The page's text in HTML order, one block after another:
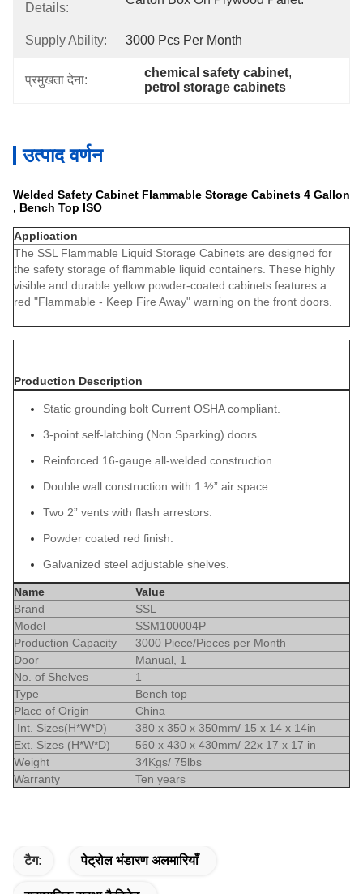
Details:
Supply Ability: 3000 Pcs Per Month
प्रमुखता देना:
chemical safety cabinet,
petrol storage cabinets
उत्पाद वर्णन
Welded Safety Cabinet Flammable Storage Cabinets 4 Gallon
, Bench Top ISO
Application
The SSL Flammable Liquid Storage Cabinets are designed for
the safety storage of flammable liquid containers. These highly
visible and durable yellow powder-coated cabinets features a
red "Flammable - Keep Fire Away" warning on the front doors.
Production Description
Static grounding bolt Current OSHA compliant.
3-point self-latching (Non Sparking) doors.
Reinforced 16-gauge all-welded construction.
Double wall construction with 1 ½” air space.
Two 2” vents with flash arrestors.
Powder coated red finish.
Galvanized steel adjustable shelves.
Name
Value
Brand
SSL
Model
SSM100004P
Production Capacity
3000 Piece/Pieces per Month
Door
Manual, 1
No. of Shelves
1
Type
Bench top
Place of Origin
China
Int. Sizes(H*W*D)
380 x 350 x 350mm/ 15 x 14 x 14in
Ext. Sizes (H*W*D)
560 x 430 x 430mm/ 22x 17 x 17 in
Weight
34Kgs/ 75lbs
Warranty
Ten years
टैग: पेट्रोल भंडारण अलमारियाँ